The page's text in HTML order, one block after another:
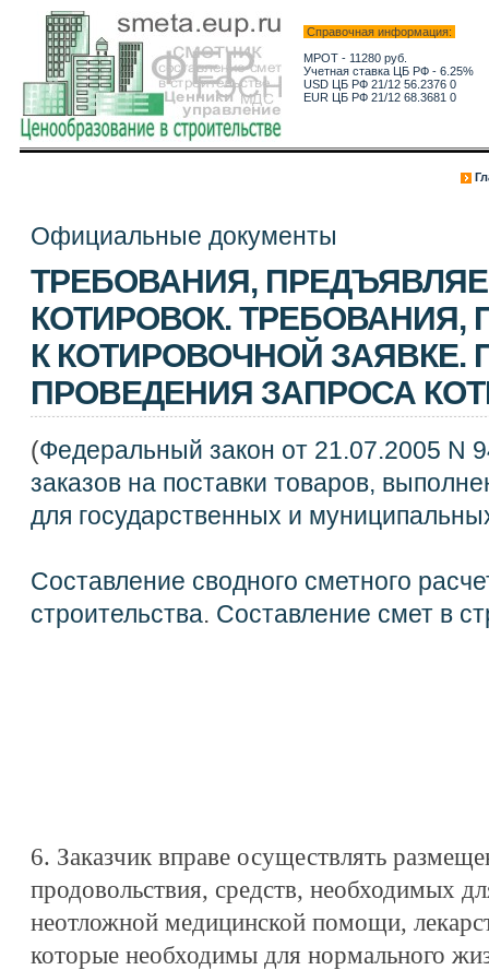
Справочная информация:
МРОТ - 11280 руб.
Учетная ставка ЦБ РФ - 6.25%
USD ЦБ РФ 21/12 56.2376 0
EUR ЦБ РФ 21/12 68.3681 0
Официальные документы
ТРЕБОВАНИЯ,
КОТИРОВОК.
К КОТИРОВОЧНОЙ ЗАЯВКЕ.
ПРОВЕДЕНИЯ ЗАПРОСА
(Федеральный закон от 21.07.2005 N
заказов на поставки товаров,
для государственных и
Составление сводного сметного
строительства. Составление смет в
6. Заказчик вправе осуществлять
продовольствия, средств, необходимых
неотложной медицинской помощи,
которые необходимы для нормального